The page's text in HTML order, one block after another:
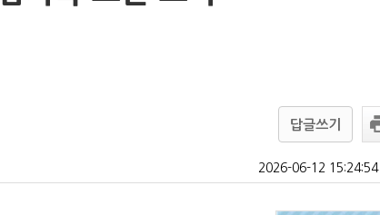
답글쓰기
2026-06-12 15:24:54